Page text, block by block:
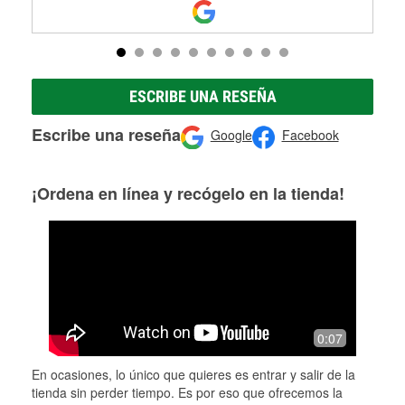
ESCRIBE UNA RESEÑA
Escribe una reseña Google Facebook
¡Ordena en línea y recógelo en la tienda!
0:07
En ocasiones, lo único que quieres es entrar y salir de la
tienda sin perder tiempo. Es por eso que ofrecemos la